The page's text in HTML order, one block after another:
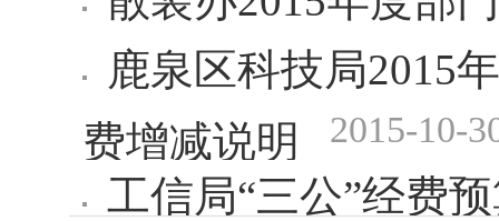
鹿泉区科技局2015
费增减说明 2015-10-
工信局“三公”经费